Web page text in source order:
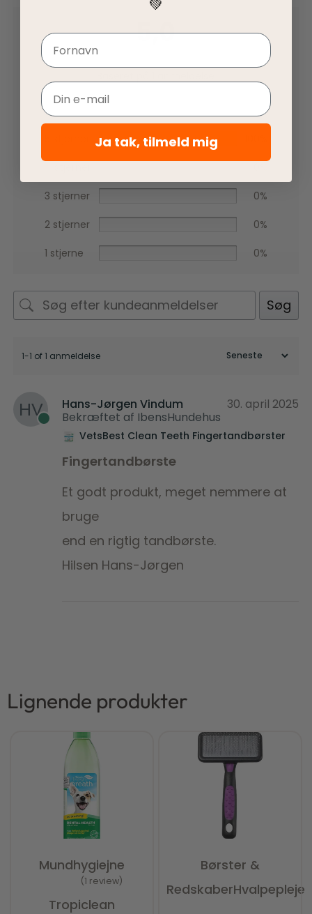
5,0
3 stjerner 0%
2 stjerner 0%
1 stjerne 0%
Søg
1-1 of 1 anmeldelse
Hans-Jørgen Vindum
Bekræftet af IbensHundehus
30. april 2025
VetsBest Clean Teeth Fingertandbørster
Fingertandbørste
Et godt produkt, meget nemmere at
bruge
end en rigtig tandbørste.
Hilsen Hans-Jørgen
Lignende produkter
Mundhygiejne
1 review
Tropiclean
Børster &
RedskaberHvalpepleje
💚
Navn
Email
Ja tak, tilmeld mig